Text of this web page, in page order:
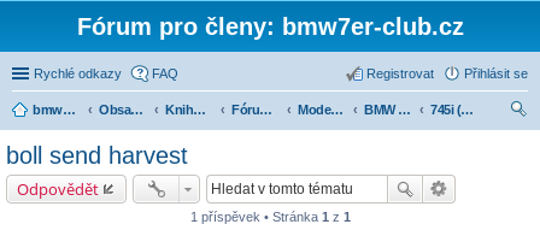
Fórum pro členy: bmw7er-club.cz
Rychlé odkazy FAQ Přihlásit se
Registrovat
bmw7er-club.cz Obsah fóra Knihovna Fórum 7er Modely BMW 7er BMW 7 e23 (1977-1986)
745i (1984-1986 JAR)
boll send harvest
Odpovědět
1 příspěvek • Stránka 1 z 1